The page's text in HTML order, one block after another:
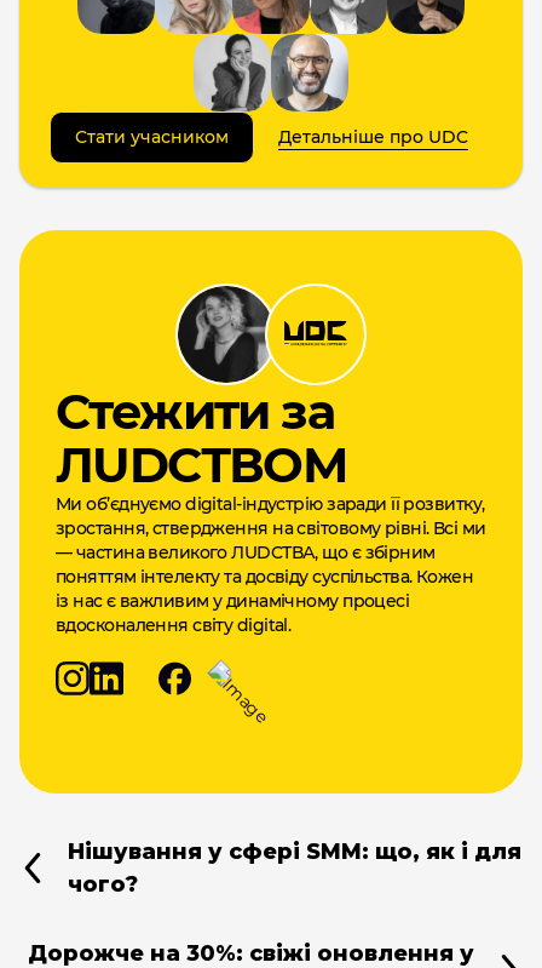
Стати учасником Детальніше про UDC
Cтежити за
ЛUDCТВОМ
Ми об’єднуємо digital-індустрію заради її розвитку,
зростання, ствердження на світовому рівні. Всі ми
— частина великого ЛUDCТВА, що є збірним
поняттям інтелекту та досвіду суспільства. Кожен
із нас є важливим у динамічному процесі
вдосконалення світу digital.
Нішування у сфері SMM: що, як і для
чого?
Дорожче на 30%: свіжі оновлення у